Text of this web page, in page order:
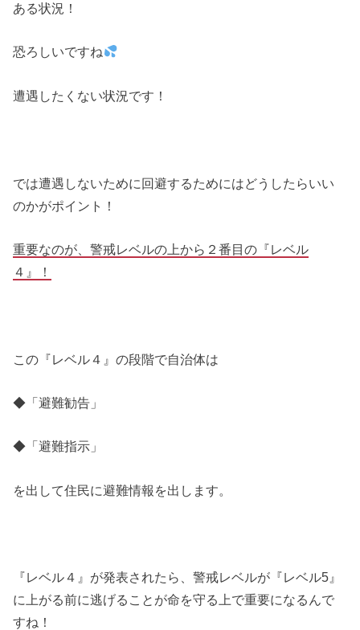
ある状況！
恐ろしいですね
遭遇したくない状況です！
では遭遇しないために回避するためにはどうしたらいい
のかがポイント！
重要なのが、警戒レベルの上から２番目の『レベル
４』！
この『レベル４』の段階で自治体は
◆「避難勧告」
◆「避難指示」
を出して住民に避難情報を出します。
『レベル４』が発表されたら、警戒レベルが『レベル5』
に上がる前に逃げることが命を守る上で重要になるんで
すね！